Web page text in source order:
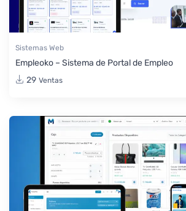
Sistemas Web
Empleoko – Sistema de Portal de Empleo
29 Ventas